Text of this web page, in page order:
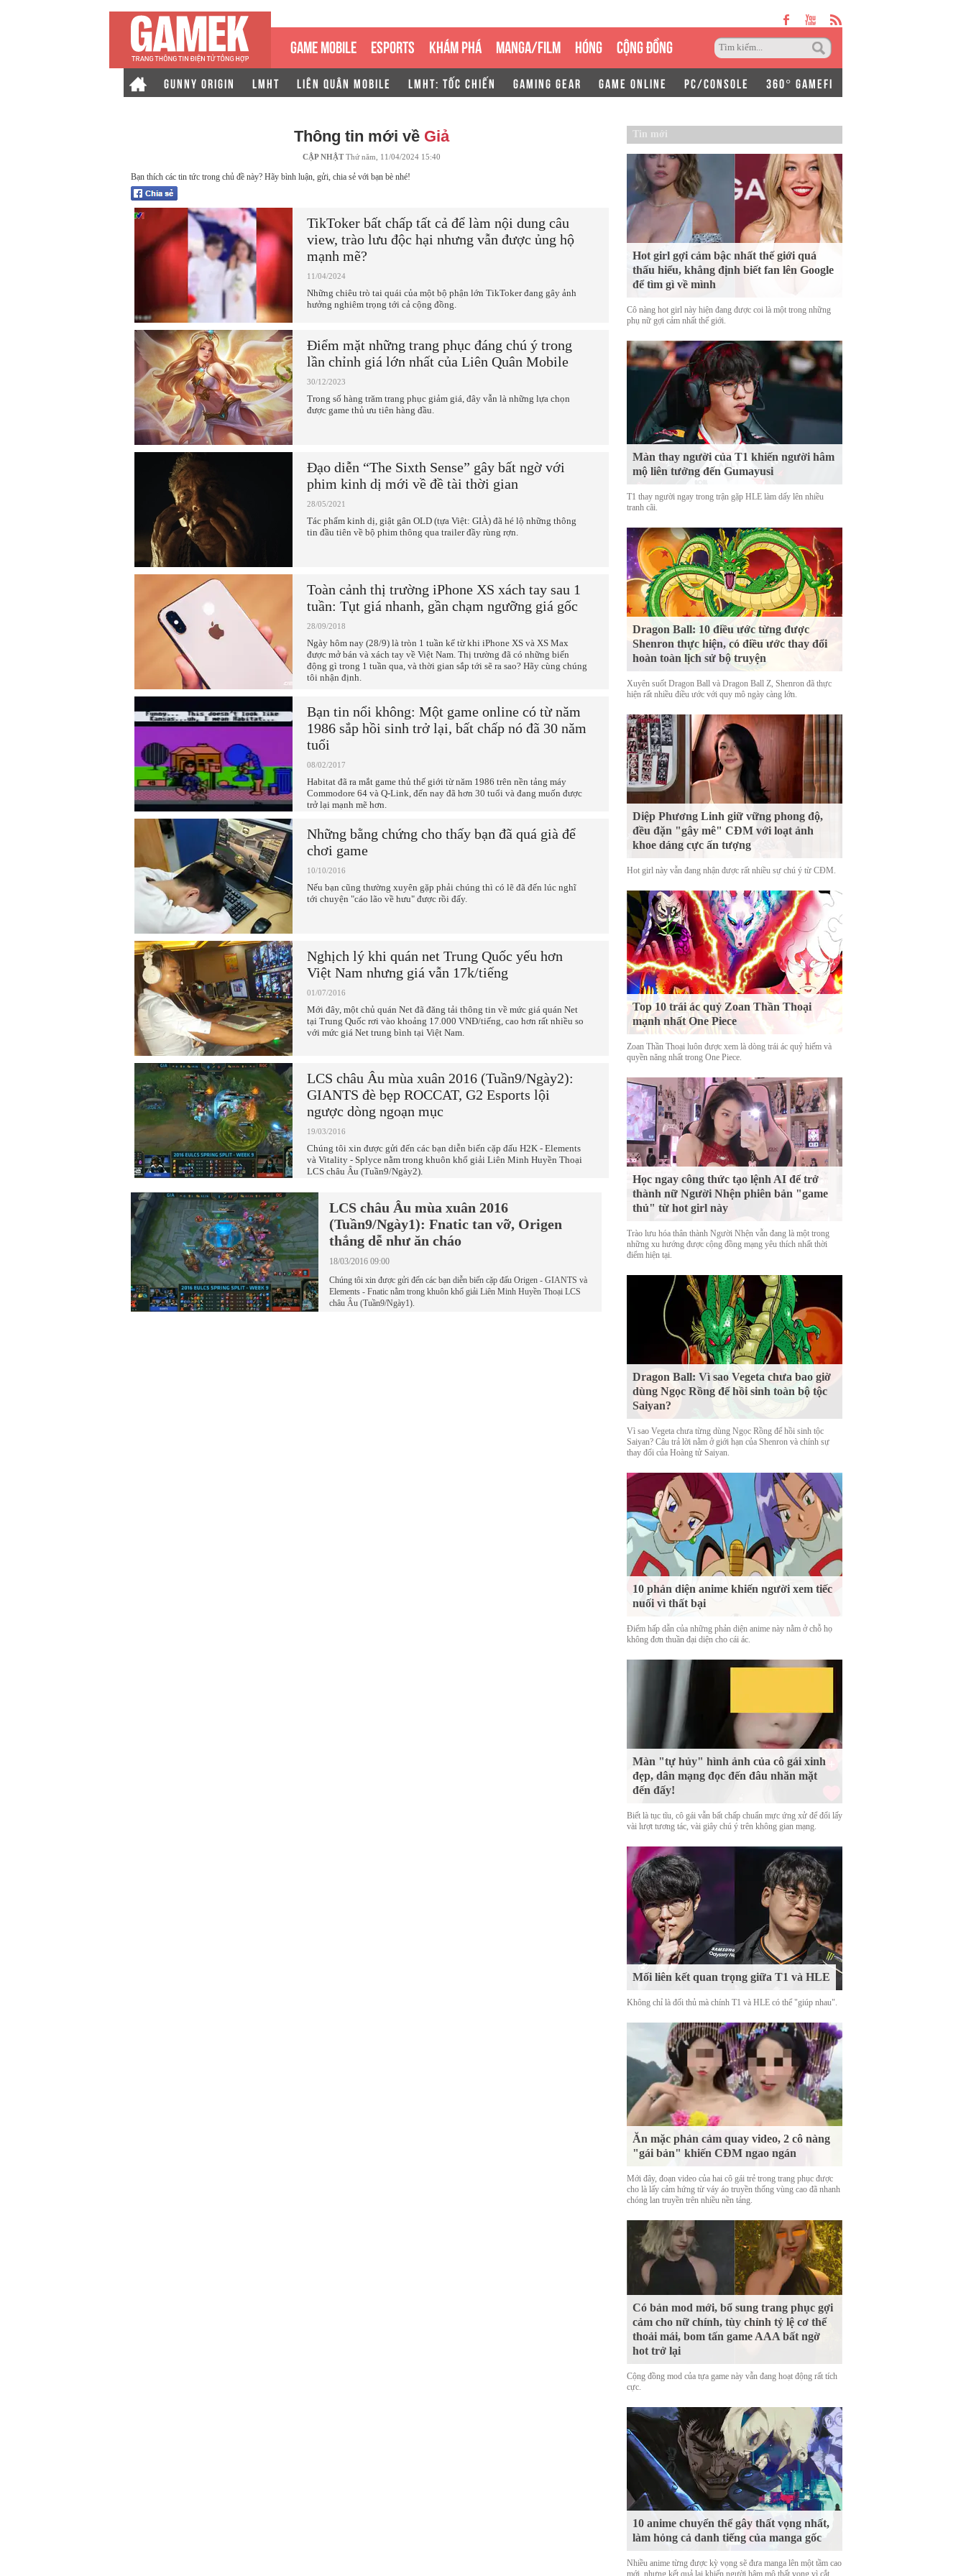
GAME MOBILE ESPORTS KHÁM PHÁ MANGA/FILM HÓNG CỘNG ĐỒNG
GUNNY ORIGIN LMHT LIÊN QUÂN MOBILE LMHT: TỐC CHIẾN GAMING GEAR GAME ONLINE PC/CONSOLE 360° GAMEFI
Thông tin mới về Giả
CẬP NHẬTThứ năm, 11/04/2024 15:40
Bạn thích các tin tức trong chủ đề này? Hãy bình luận, gửi, chia sẻ với bạn bè nhé!
TikToker bất chấp tất cả để làm nội dung câu
view, trào lưu độc hại nhưng vẫn được ủng hộ
mạnh mẽ?
11/04/2024
Những chiêu trò tai quái của một bộ phận lớn TikToker đang gây ảnh
hưởng nghiêm trọng tới cả cộng đồng.
Điểm mặt những trang phục đáng chú ý trong
lần chỉnh giá lớn nhất của Liên Quân Mobile
30/12/2023
Trong số hàng trăm trang phục giảm giá, đây vẫn là những lựa chọn
được game thủ ưu tiên hàng đầu.
Đạo diễn “The Sixth Sense” gây bất ngờ với
phim kinh dị mới về đề tài thời gian
28/05/2021
Tác phẩm kinh dị, giật gân OLD (tựa Việt: GIÀ) đã hé lộ những thông
tin đầu tiên về bộ phim thông qua trailer đầy rùng rợn.
Toàn cảnh thị trường iPhone XS xách tay sau 1
tuần: Tụt giá nhanh, gần chạm ngưỡng giá gốc
28/09/2018
Ngày hôm nay (28/9) là tròn 1 tuần kể từ khi iPhone XS và XS Max
được mở bán và xách tay về Việt Nam. Thị trường đã có những biến
động gì trong 1 tuần qua, và thời gian sắp tới sẽ ra sao? Hãy cùng chúng
tôi nhận định.
Bạn tin nổi không: Một game online có từ năm
1986 sắp hồi sinh trở lại, bất chấp nó đã 30 năm
tuổi
08/02/2017
Habitat đã ra mắt game thủ thế giới từ năm 1986 trên nền tảng máy
Commodore 64 và Q-Link, đến nay đã hơn 30 tuổi và đang muốn được
trở lại mạnh mẽ hơn.
Những bằng chứng cho thấy bạn đã quá già để
chơi game
10/10/2016
Nếu bạn cũng thường xuyên gặp phải chúng thì có lẽ đã đến lúc nghĩ
tới chuyện "cáo lão về hưu" được rồi đấy.
Nghịch lý khi quán net Trung Quốc yếu hơn
Việt Nam nhưng giá vẫn 17k/tiếng
01/07/2016
Mới đây, một chủ quán Net đã đăng tải thông tin về mức giá quán Net
tại Trung Quốc rơi vào khoảng 17.000 VNĐ/tiếng, cao hơn rất nhiều so
với mức giá Net trung bình tại Việt Nam.
LCS châu Âu mùa xuân 2016 (Tuần9/Ngày2):
GIANTS đè bẹp ROCCAT, G2 Esports lội
ngược dòng ngoạn mục
19/03/2016
Chúng tôi xin được gửi đến các bạn diễn biến cặp đấu H2K - Elements
và Vitality - Splyce nằm trong khuôn khổ giải Liên Minh Huyền Thoại
LCS châu Âu (Tuần9/Ngày2).
LCS châu Âu mùa xuân 2016
(Tuần9/Ngày1): Fnatic tan vỡ, Origen
thắng dễ như ăn cháo
18/03/2016 09:00
Chúng tôi xin được gửi đến các bạn diễn biến cặp đấu Origen - GIANTS và
Elements - Fnatic nằm trong khuôn khổ giải Liên Minh Huyền Thoại LCS
châu Âu (Tuần9/Ngày1).
Tin mới
Hot girl gợi cảm bậc nhất thế giới quá
thấu hiểu, khẳng định biết fan lên Google
để tìm gì về mình
Cô nàng hot girl này hiện đang được coi là một trong những
phụ nữ gợi cảm nhất thế giới.
Màn thay người của T1 khiến người hâm
mộ liên tưởng đến Gumayusi
T1 thay người ngay trong trận gặp HLE làm dấy lên nhiều
tranh cãi.
Dragon Ball: 10 điều ước từng được
Shenron thực hiện, có điều ước thay đổi
hoàn toàn lịch sử bộ truyện
Xuyên suốt Dragon Ball và Dragon Ball Z, Shenron đã thực
hiện rất nhiều điều ước với quy mô ngày càng lớn.
Diệp Phương Linh giữ vững phong độ,
đều đặn "gây mê" CĐM với loạt ảnh
khoe dáng cực ấn tượng
Hot girl này vẫn đang nhận được rất nhiều sự chú ý từ CĐM.
Top 10 trái ác quỷ Zoan Thần Thoại
mạnh nhất One Piece
Zoan Thần Thoại luôn được xem là dòng trái ác quỷ hiếm và
quyền năng nhất trong One Piece.
Học ngay công thức tạo lệnh AI để trở
thành nữ Người Nhện phiên bản "game
thủ" từ hot girl này
Trào lưu hóa thân thành Người Nhện vẫn đang là một trong
những xu hướng được cộng đồng mạng yêu thích nhất thời
điểm hiện tại.
Dragon Ball: Vì sao Vegeta chưa bao giờ
dùng Ngọc Rồng để hồi sinh toàn bộ tộc
Saiyan?
Vì sao Vegeta chưa từng dùng Ngọc Rồng để hồi sinh tộc
Saiyan? Câu trả lời nằm ở giới hạn của Shenron và chính sự
thay đổi của Hoàng tử Saiyan.
10 phản diện anime khiến người xem tiếc
nuối vì thất bại
Điểm hấp dẫn của những phản diện anime này nằm ở chỗ họ
không đơn thuần đại diện cho cái ác.
Màn "tự hủy" hình ảnh của cô gái xinh
đẹp, dân mạng đọc đến đâu nhăn mặt
đến đấy!
Biết là tục tĩu, cô gái vẫn bất chấp chuẩn mực ứng xử để đổi lấy
vài lượt tương tác, vài giây chú ý trên không gian mạng.
Mối liên kết quan trọng giữa T1 và HLE
Không chỉ là đối thủ mà chính T1 và HLE có thể "giúp nhau".
Ăn mặc phản cảm quay video, 2 cô nàng
"gái bản" khiến CĐM ngao ngán
Mới đây, đoạn video của hai cô gái trẻ trong trang phục được
cho là lấy cảm hứng từ váy áo truyền thống vùng cao đã nhanh
chóng lan truyền trên nhiều nền tảng.
Có bản mod mới, bổ sung trang phục gợi
cảm cho nữ chính, tùy chỉnh tỷ lệ cơ thể
thoải mái, bom tấn game AAA bất ngờ
hot trở lại
Cộng đồng mod của tựa game này vẫn đang hoạt động rất tích
cực.
10 anime chuyển thể gây thất vọng nhất,
làm hỏng cả danh tiếng của manga gốc
Nhiều anime từng được kỳ vọng sẽ đưa manga lên một tầm cao
mới, nhưng kết quả lại khiến người hâm mộ thất vọng vì cắt